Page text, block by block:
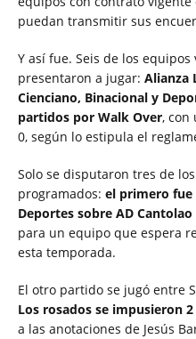
puedan transmitir sus
Y así fue. Seis de los
presentaron a jugar: Alianza
Cienciano, Binacional y
partidos por Walk Over, con
0, según lo estipula el
Solo se disputaron tres de
programados: el primero
Deportes sobre AD
para un equipo que espera
esta temporada.
El otro partido se jugó entre
Los rosados se impusieron 2
a las anotaciones de Jesús